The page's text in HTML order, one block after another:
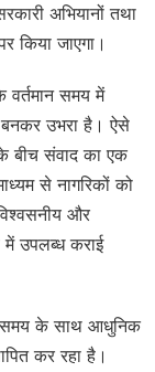
अभियानों तथा
किया जाएगा।
समय में
बनकर उभरा है। ऐसे
बीच संवाद का एक
से नागरिकों को
और
उपलब्ध कराई
समय के साथ आधुनिक
कर रहा है।